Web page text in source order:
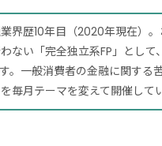
界歴10年目（2020年現在）
ない「完全独立系FP」とし
。一般消費者の金融に関する
毎月テーマを変えて開催して